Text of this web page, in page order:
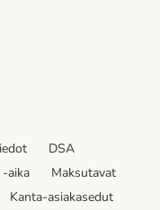
DSA
aika
Maksutavat
Kanta-asiakasedut